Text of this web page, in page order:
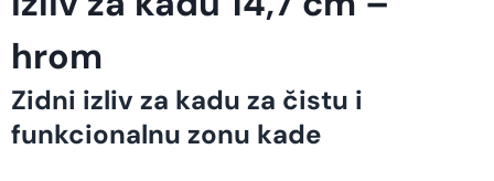
hrom
Zidni izliv za kadu za čistu i
funkcionalnu zonu kade